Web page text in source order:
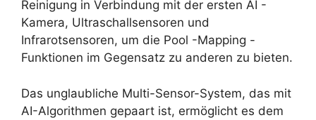
Reinigung in Verbindung mit der ersten AI -
Kamera, Ultraschallsensoren und
Infrarotsensoren, um die Pool -Mapping -
Funktionen im Gegensatz zu anderen zu bieten.
Das unglaubliche Multi-Sensor-System, das mit
AI-Algorithmen gepaart ist, ermöglicht es dem